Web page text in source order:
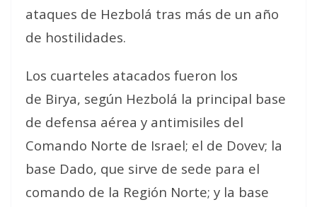
ataques de Hezbolá tras más de un año
de hostilidades.
Los cuarteles atacados fueron los
de Birya, según Hezbolá la principal base
de defensa aérea y antimisiles del
Comando Norte de Israel; el de Dovev; la
base Dado, que sirve de sede para el
comando de la Región Norte; y la base